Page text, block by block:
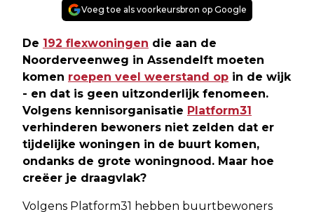
Voeg toe als voorkeursbron op Google
De 192 flexwoningen die aan de
Noorderveenweg in Assendelft moeten
komen roepen veel weerstand op in de wijk
- en dat is geen uitzonderlijk fenomeen.
Volgens kennisorganisatie Platform31
verhinderen bewoners niet zelden dat er
tijdelijke woningen in de buurt komen,
ondanks de grote woningnood. Maar hoe
creëer je draagvlak?
Volgens Platform31 hebben buurtbewoners